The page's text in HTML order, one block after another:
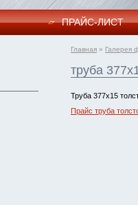
ПРАЙC-ЛИСТ
Главная » Галерея
труба
Труба 377х15
Прайс труба